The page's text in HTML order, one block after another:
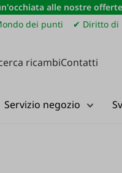
alle nostre
dei punti ✔ Diritto di
ricambiContatti
Servizio negozio